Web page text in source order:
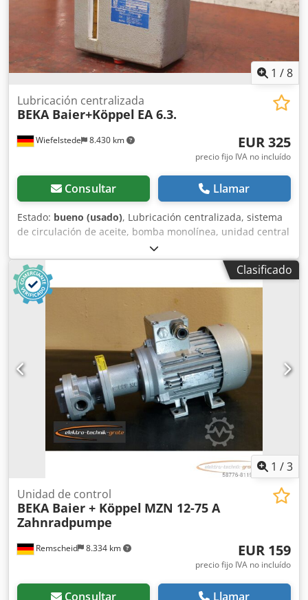
1 /8
Wiefelstede 8.430 km
Lubricación centralizada
BEKA Baier+Köppel EA 6.3.
EUR 325
precio fijo IVA no incluído
Consultar Llamar
Estado: bueno (usado), Lubricación centralizada, sistema
de circulación de aceite, bomba monolínea, unidad central
de lubricación, bomba de lubricación por grasa, bomba de
pistones, bomba de lubricación, bomba central de
lubricación por aceite, lubricación monolínea -Fabricante:
BEKA Baier+Köppel, bomba de lubricación centralizada de
aceite de la cubierta de la fresadora FP4L -Tipo: EA 6.3.
Chsdoupbciopfx Aprsa -Motor: ABM 0,18 kW -Dimensiones:
280/140/H375 mm -Peso: 14,1 kg
Clasificado
1 /3
Remscheid 8.334 km
Unidad de control
BEKA Baier + Köppel MZN 12-75 A
Zahnradpumpe
EUR 159
precio fijo IVA no incluído
Consultar Llamar